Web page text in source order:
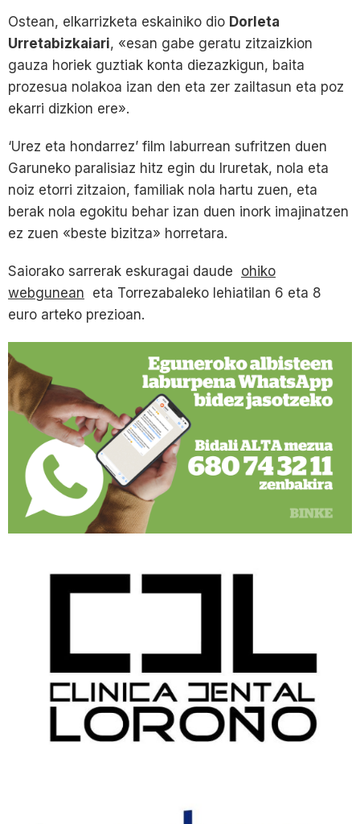
Ostean, elkarrizketa eskainiko dio Dorleta
Urretabizkaiari, «esan gabe geratu zitzaizkion
gauza horiek guztiak konta diezazkigun, baita
prozesua nolakoa izan den eta zer zailtasun eta poz
ekarri dizkion ere».
‘Urez eta hondarrez’ film laburrean sufritzen duen
Garuneko paralisiaz hitz egin du Iruretak, nola eta
noiz etorri zitzaion, familiak nola hartu zuen, eta
berak nola egokitu behar izan duen inork imajinatzen
ez zuen «beste bizitza» horretara.
Saiorako sarrerak eskuragai daude ohiko
webgunean eta Torrezabaleko lehiatilan 6 eta 8
euro arteko prezioan.